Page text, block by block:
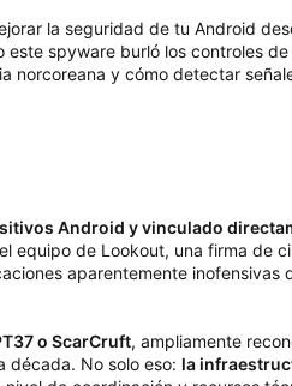
la seguridad de tu Android
spyware burló los controles
y cómo detectar
Android y vinculado
equipo de Lookout, una firma de
aparentemente inofensivas
o ScarCruft, ampliamente
década. No solo eso: la